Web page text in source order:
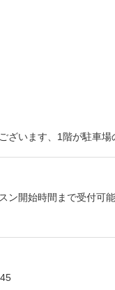
ざいます、1階が駐車場
ン開始時間まで受付可